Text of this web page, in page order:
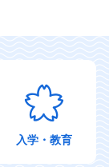
入学・教育